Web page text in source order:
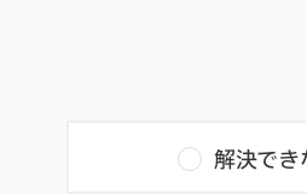
解決でき